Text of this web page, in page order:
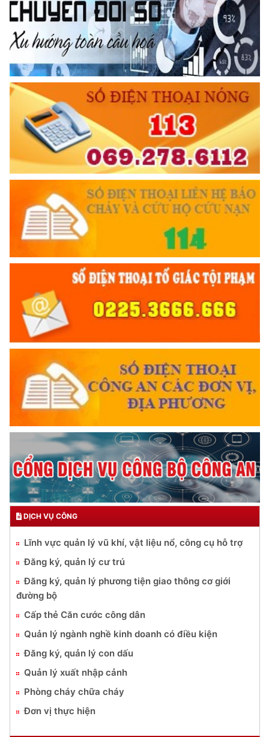
DỊCH VỤ CÔNG
Lĩnh vực quản lý vũ khí, vật liệu nổ, công cụ hỗ trợ
Đăng ký, quản lý cư trú
Đăng ký, quản lý phương tiện giao thông cơ giới
đường bộ
Cấp thẻ Căn cước công dân
Quản lý ngành nghề kinh doanh có điều kiện
Đăng ký, quản lý con dấu
Quản lý xuất nhập cảnh
Phòng cháy chữa cháy
Đơn vị thực hiện